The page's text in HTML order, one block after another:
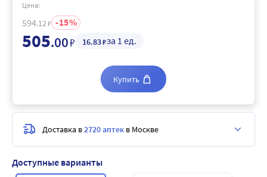
Доступные варианты
Цена:
594.12 ₽ 15
505.00₽ 16.83₽за 1 ед.
Купить
Доставка в2720 аптек в Москве